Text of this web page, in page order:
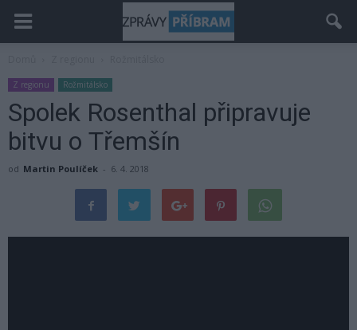
Z regionu Rožmitálsko
Spolek Rosenthal připravuje
bitvu o Třemšín
od Martin Poulíček - 6. 4. 2018